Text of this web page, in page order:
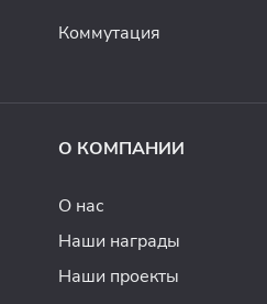
Коммутация
О КОМПАНИИ
О нас
Наши награды
Наши проекты